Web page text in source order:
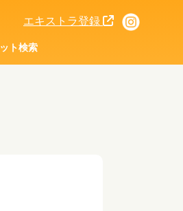
エキストラ登録
ト検索